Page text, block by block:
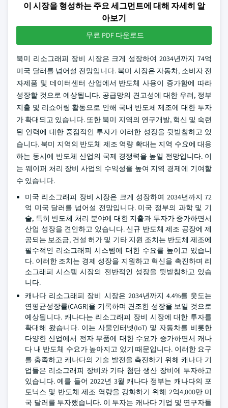
이 시장을 형성하는 주요 세그먼트에 대해 자세히 알
아보기
무료 PDF 다운로드
북미 리소그래피 장비 시장은 크게 성장하여 2034년까지 74억
미국 달러를 넘어설 전망입니다. 북미 시장은 자동차, 소비자 전
자제품 및 데이터센터 산업에서 반도체 사용이 증가함에 따라
성장할 것으로 예상됩니다. 공급망의 견고성에 대한 우려, 정부
지출 및 리쇼어링 활동으로 인해 국내 반도체 제조에 대한 투자
가 확대되고 있습니다. 또한 북미 지역의 연구개발, 혁신 및 숙련
된 인력에 대한 중점적인 투자가 이러한 성장을 뒷받침하고 있
습니다. 북미 지역의 반도체 제조 역량 확대는 지역 수요에 대응
하는 동시에 반도체 산업의 국제 경쟁력을 높일 전망입니다. 이
는 웨이퍼 처리 장비 사업의 수익성을 높여 지역 경제에 기여할
수 있습니다.
미국 리소그래피 장비 시장은 크게 성장하여 2034년까지 72
억 미국 달러를 넘어설 전망입니다. 미국 정부의 과학 및 기
술, 특히 반도체 처리 분야에 대한 지출과 투자가 증가하면서
산업 성장을 견인하고 있습니다. 신규 반도체 제조 공장에 제
공되는 보조금, 건설 허가 및 기타 지원 조치는 반도체 제조에
필수적인 리소그래피 시스템에 대한 수요를 높이고 있습니
다. 이러한 조치는 경제 성장을 지원하고 혁신을 촉진하며 리
소그래피 시스템 시장의 전반적인 성장을 뒷받침하고 있습
니다.
캐나다 리소그래피 장비 시장은 2034년까지 4.4%를 웃도는
연평균성장률(CAGR)을 기록하며 견조한 성장을 보일 것으로
예상됩니다. 캐나다는 리소그래피 장비 시장에 대한 투자를
확대해 왔습니다. 이는 사물인터넷(IoT) 및 자동차를 비롯한
다양한 산업에서 전자 부품에 대한 수요가 증가하면서 캐나
다 내 반도체 수요가 높아지고 있기 때문입니다. 이러한 요구
를 충족하고 캐나다의 기술 발전을 촉진하기 위해 캐나다 기
업들은 리소그래피 장비와 기타 첨단 생산 장비에 투자하고
있습니다. 예를 들어 2022년 3월 캐나다 정부는 캐나다의 포
토닉스 및 반도체 제조 역량을 강화하기 위해 2억4,000만 미
국 달러를 투자했습니다. 이 투자는 캐나다 기업 및 연구자들